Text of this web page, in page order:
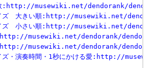
数:http://musewiki.net/dendorank/
イズ　大きい順:http://musewiki.net/
イズ　小さい順:http://musewiki.net/
:http://musewiki.net/dendorank/
:http://musewiki.net/dendorank/
イズ・演奏時間・1秒にかける愛:http://